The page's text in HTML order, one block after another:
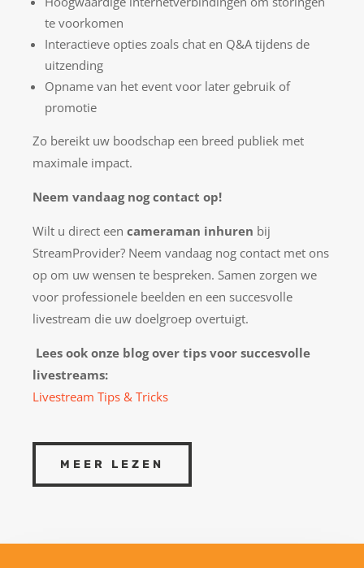
te voorkomen
Interactieve opties zoals chat en Q&A tijdens de
uitzending
Opname van het event voor later gebruik of
promotie
Zo bereikt uw boodschap een breed publiek met
maximale impact.
Neem vandaag nog contact op!
Wilt u direct een cameraman inhuren bij
StreamProvider? Neem vandaag nog contact met ons
op om uw wensen te bespreken. Samen zorgen we
voor professionele beelden en een succesvolle
livestream die uw doelgroep overtuigt.
Lees ook onze blog over tips voor succesvolle
livestreams:
Livestream Tips & Tricks
MEER LEZEN